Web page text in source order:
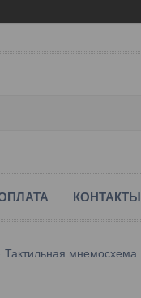
КОНТАКТЫ
Тактильная мнемосхема